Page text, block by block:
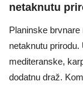
netaknutu
Planinske
netaknutu
mediteranske,
dodatnu draž.